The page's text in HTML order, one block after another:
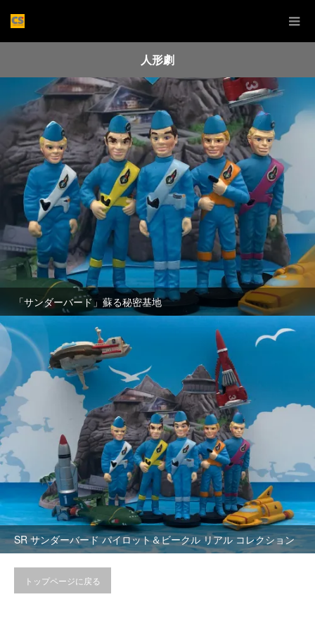
人形劇
「サンダーバード」蘇る秘密基地
SR サンダーバード パイロット＆ビークル リアル コレクション
トップページに戻る